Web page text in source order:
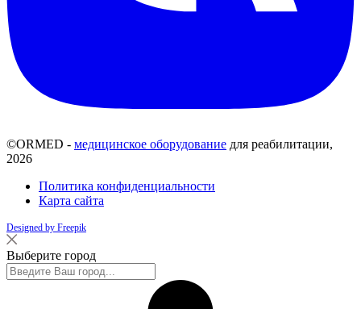
©ORMED - медицинское оборудование для реабилитации,
2026
Политика конфиденциальности
Карта сайта
Designed by Freepik
Выберите город